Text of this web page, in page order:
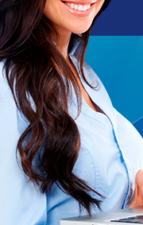
Забыли пароль?
с Вебкам индустрией.